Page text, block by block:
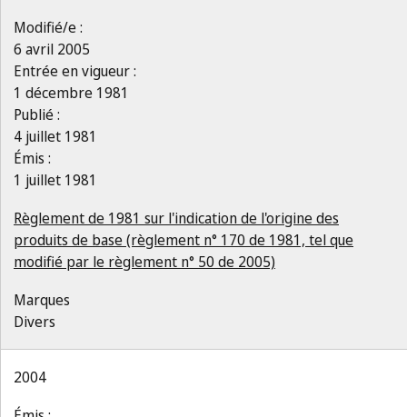
Modifié/e :
6 avril 2005
Entrée en vigueur :
1 décembre 1981
Publié :
4 juillet 1981
Émis :
1 juillet 1981
Règlement de 1981 sur l'indication de l'origine des
produits de base (règlement n° 170 de 1981, tel que
modifié par le règlement n° 50 de 2005)
Marques
Divers
2004